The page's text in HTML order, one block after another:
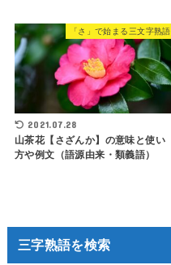
「さ」で始まる三文字熟語
2021.07.28
山茶花【さざんか】の意味と使い
方や例文（語源由来・類義語）
三字熟語を検索